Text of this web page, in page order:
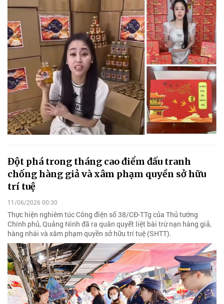
Đột phá trong tháng cao điểm đấu tranh
chống hàng giả và xâm phạm quyền sở hữu
trí tuệ
11/06/2026 00:30
Thực hiện nghiêm túc Công điện số 38/CĐ-TTg của Thủ tướng
Chính phủ, Quảng Ninh đã ra quân quyết liệt bài trừ nạn hàng giả,
hàng nhái và xâm phạm quyền sở hữu trí tuệ (SHTT).